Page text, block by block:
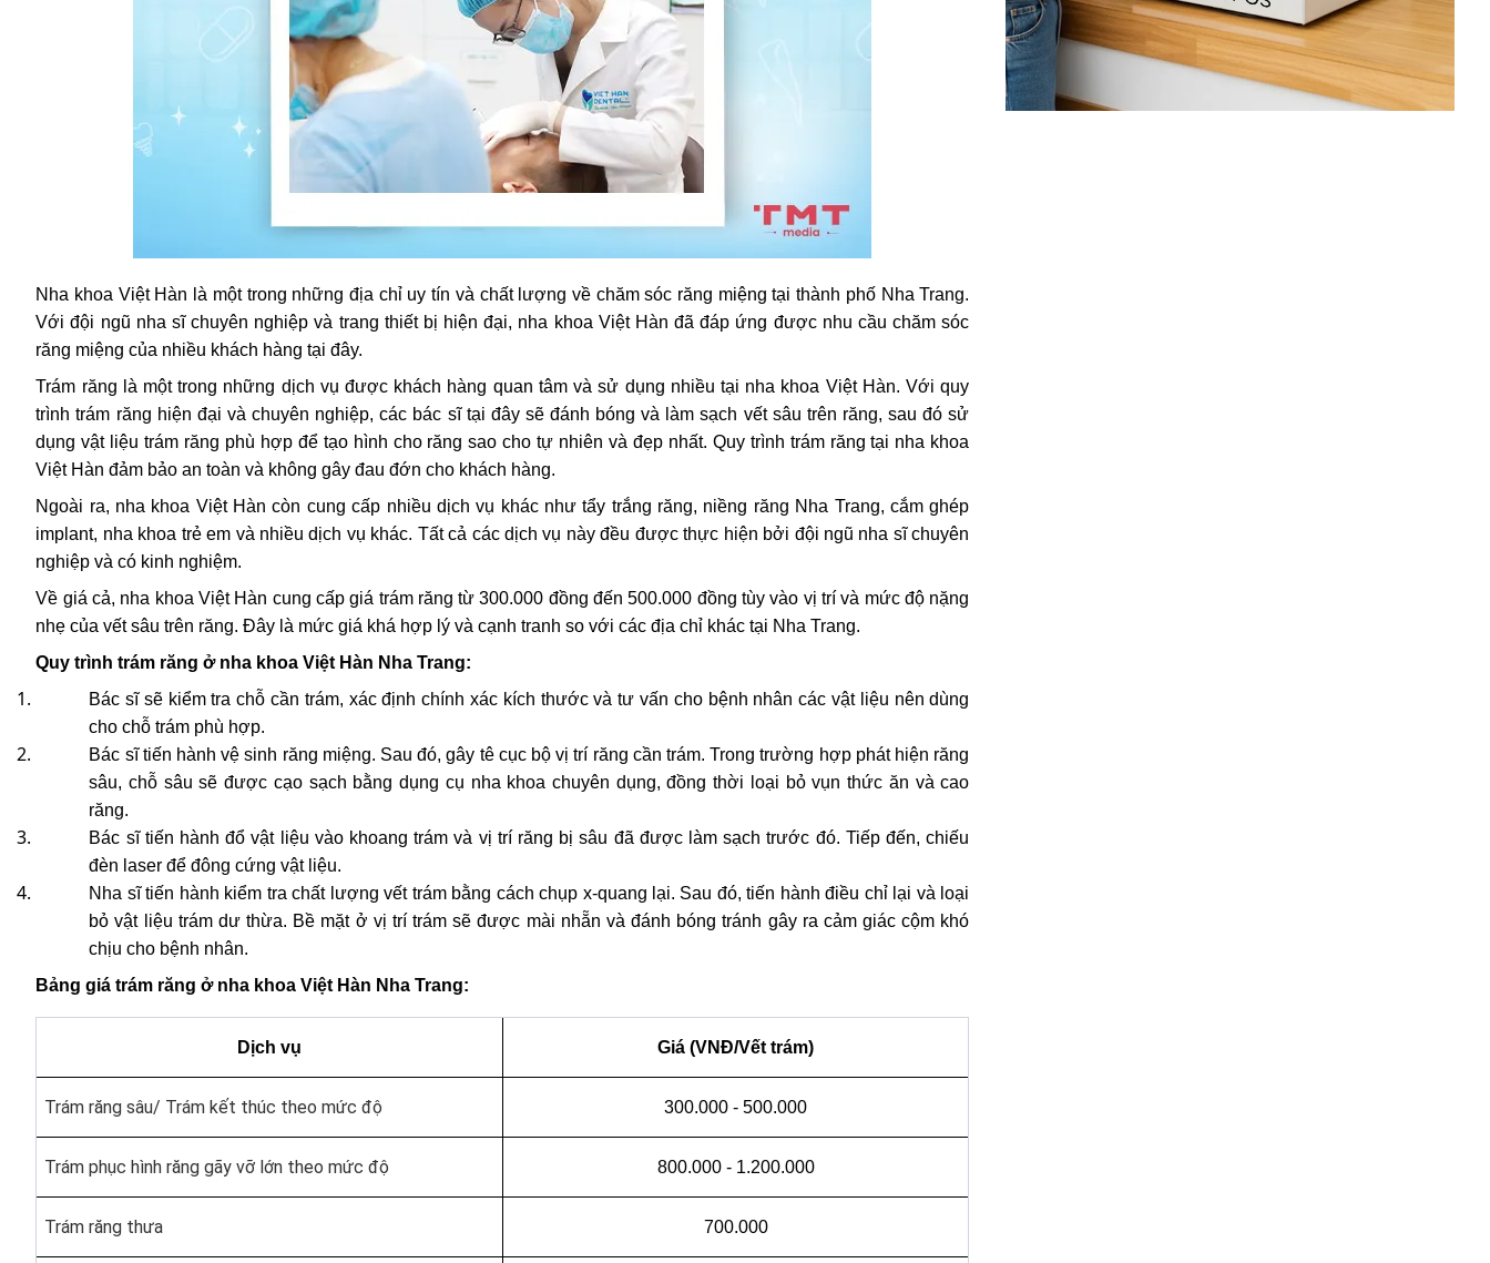
Nha khoa Việt Hàn là một trong những địa chỉ uy tín và chất lượng về chăm sóc răng miệng tại thành phố Nha Trang.
Với đội ngũ nha sĩ chuyên nghiệp và trang thiết bị hiện đại, nha khoa Việt Hàn đã đáp ứng được nhu cầu chăm sóc
răng miệng của nhiều khách hàng tại đây.
Trám răng là một trong những dịch vụ được khách hàng quan tâm và sử dụng nhiều tại nha khoa Việt Hàn. Với quy
trình trám răng hiện đại và chuyên nghiệp, các bác sĩ tại đây sẽ đánh bóng và làm sạch vết sâu trên răng, sau đó sử
dụng vật liệu trám răng phù hợp để tạo hình cho răng sao cho tự nhiên và đẹp nhất. Quy trình trám răng tại nha khoa
Việt Hàn đảm bảo an toàn và không gây đau đớn cho khách hàng.
Ngoài ra, nha khoa Việt Hàn còn cung cấp nhiều dịch vụ khác như tẩy trắng răng, niềng răng Nha Trang, cắm ghép
implant, nha khoa trẻ em và nhiều dịch vụ khác. Tất cả các dịch vụ này đều được thực hiện bởi đội ngũ nha sĩ chuyên
nghiệp và có kinh nghiệm.
Về giá cả, nha khoa Việt Hàn cung cấp giá trám răng từ 300.000 đồng đến 500.000 đồng tùy vào vị trí và mức độ nặng
nhẹ của vết sâu trên răng. Đây là mức giá khá hợp lý và cạnh tranh so với các địa chỉ khác tại Nha Trang.
Quy trình trám răng ở nha khoa Việt Hàn Nha Trang:
Bác sĩ sẽ kiểm tra chỗ cần trám, xác định chính xác kích thước và tư vấn cho bệnh nhân các vật liệu nên dùng
cho chỗ trám phù hợp.
Bác sĩ tiến hành vệ sinh răng miệng. Sau đó, gây tê cục bộ vị trí răng cần trám. Trong trường hợp phát hiện răng
sâu, chỗ sâu sẽ được cạo sạch bằng dụng cụ nha khoa chuyên dụng, đồng thời loại bỏ vụn thức ăn và cao
răng.
Bác sĩ tiến hành đổ vật liệu vào khoang trám và vị trí răng bị sâu đã được làm sạch trước đó. Tiếp đến, chiếu
đèn laser để đông cứng vật liệu.
Nha sĩ tiến hành kiểm tra chất lượng vết trám bằng cách chụp x-quang lại. Sau đó, tiến hành điều chỉ lại và loại
bỏ vật liệu trám dư thừa. Bề mặt ở vị trí trám sẽ được mài nhẵn và đánh bóng tránh gây ra cảm giác cộm khó
chịu cho bệnh nhân.
Bảng giá trám răng ở nha khoa Việt Hàn Nha Trang:
Dịch vụ Giá (VNĐ/Vết trám)
Trám răng sâu/ Trám kết thúc theo mức độ 300.000 - 500.000
Trám phục hình răng gãy vỡ lớn theo mức độ 800.000 - 1.200.000
Trám răng thưa 700.000